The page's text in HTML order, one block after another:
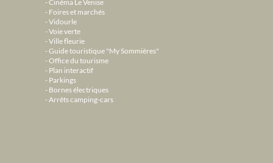
Cinéma Le Venise
Foires et marchés
Vidourle
Voie verte
Ville fleurie
Guide touristique "My Sommières"
Office du tourisme
Plan interactif
Parkings
Bornes électriques
Arrêts camping-cars